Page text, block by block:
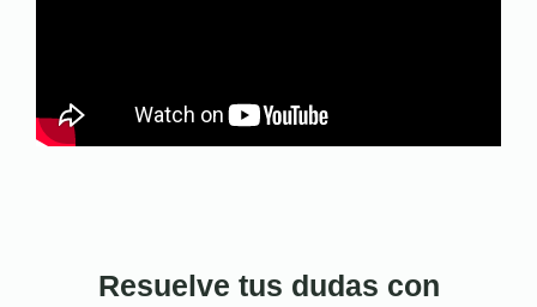
Resuelve tus dudas con